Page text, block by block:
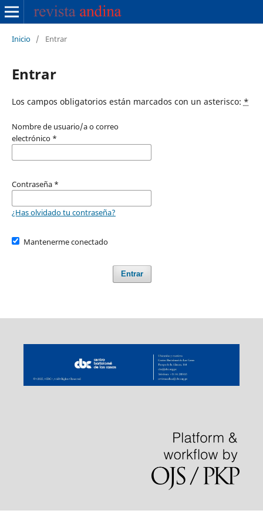
Inicio / Entrar
Entrar
Los campos obligatorios están marcados con un asterisco: *
Nombre de usuario/a o correo
electrónico *
Contraseña *
¿Has olvidado tu contraseña?
Mantenerme conectado
Entrar